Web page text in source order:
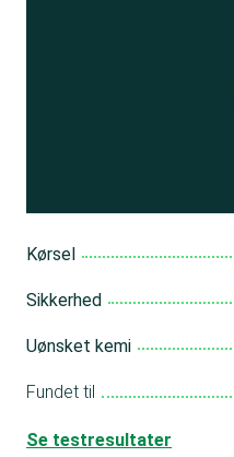
Kørsel
Sikkerhed
Uønsket kemi
Fundet til
Se testresultater